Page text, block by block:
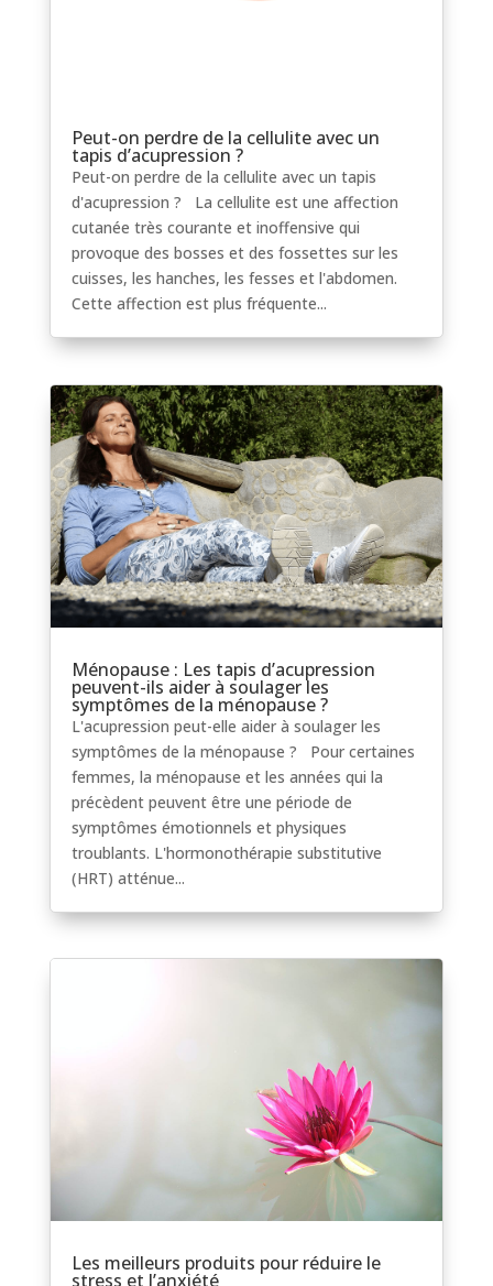
Peut-on perdre de la cellulite avec un
tapis d’acupression ?
Peut-on perdre de la cellulite avec un tapis
d'acupression ? La cellulite est une affection
cutanée très courante et inoffensive qui
provoque des bosses et des fossettes sur les
cuisses, les hanches, les fesses et l'abdomen.
Cette affection est plus fréquente...
Ménopause : Les tapis d’acupression
peuvent-ils aider à soulager les
symptômes de la ménopause ?
L'acupression peut-elle aider à soulager les
symptômes de la ménopause ? Pour certaines
femmes, la ménopause et les années qui la
précèdent peuvent être une période de
symptômes émotionnels et physiques
troublants. L'hormonothérapie substitutive
(HRT) atténue...
Les meilleurs produits pour réduire le
stress et l’anxiété